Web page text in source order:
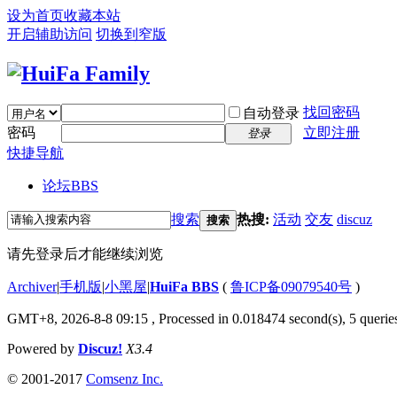
设为首页收藏本站
开启辅助访问 切换到窄版
自动登录 找回密码
密码
登录
立即注册
快捷导航
论坛BBS
搜索 搜索 热搜: 活动 交友 discuz
请先登录后才能继续浏览
Archiver|手机版|小黑屋|HuiFa BBS ( 鲁ICP备09079540号 )
GMT+8, 2026-8-8 09:15 , Processed in 0.018474 second(s), 5
Powered by Discuz! X3.4
© 2001-2017 Comsenz Inc.